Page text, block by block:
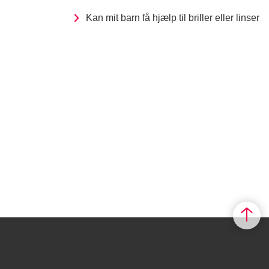
Kan mit barn få hjælp til briller eller linser